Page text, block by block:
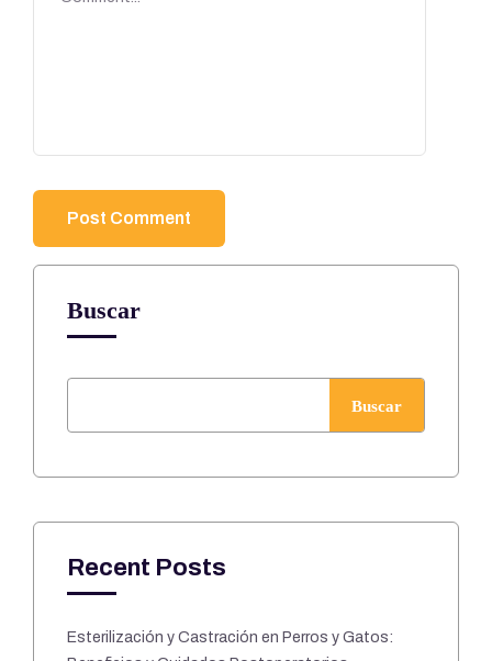
Buscar
Buscar
Recent Posts
Esterilización y Castración en Perros y Gatos: